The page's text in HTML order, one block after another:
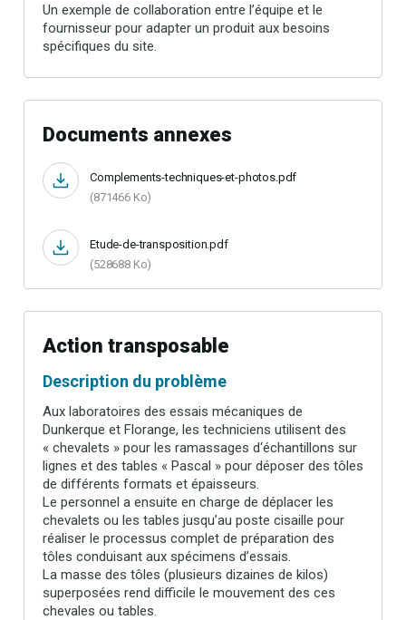
Un exemple de collaboration entre l’équipe et le
fournisseur pour adapter un produit aux besoins
spécifiques du site.
Documents annexes
Complements-techniques-et-photos.pdf
(871466 Ko)
Etude-de-transposition.pdf
(528688 Ko)
Action transposable
Description du problème
Aux laboratoires des essais mécaniques de
Dunkerque et Florange, les techniciens utilisent des
« chevalets » pour les ramassages d‘échantillons sur
lignes et des tables « Pascal » pour déposer des tôles
de différents formats et épaisseurs.
Le personnel a ensuite en charge de déplacer les
chevalets ou les tables jusqu’au poste cisaille pour
réaliser le processus complet de préparation des
tôles conduisant aux spécimens d’essais.
La masse des tôles (plusieurs dizaines de kilos)
superposées rend difficile le mouvement des ces
chevales ou tables.